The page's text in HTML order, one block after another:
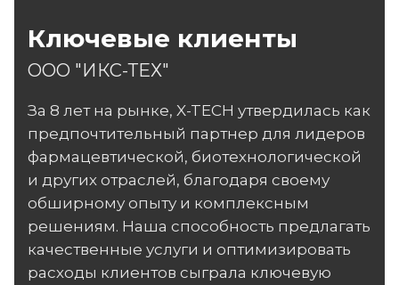
Ключевые клиенты
ООО "ИКС-ТЕХ"
За 8 лет на рынке, X-TECH утвердилась как
предпочтительный партнер для лидеров
фармацевтической, биотехнологической
и других отраслей, благодаря своему
обширному опыту и комплексным
решениям. Наша способность предлагать
качественные услуги и оптимизировать
расходы клиентов сыграла ключевую